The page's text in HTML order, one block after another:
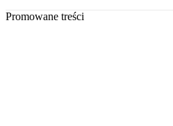
Promowane treści